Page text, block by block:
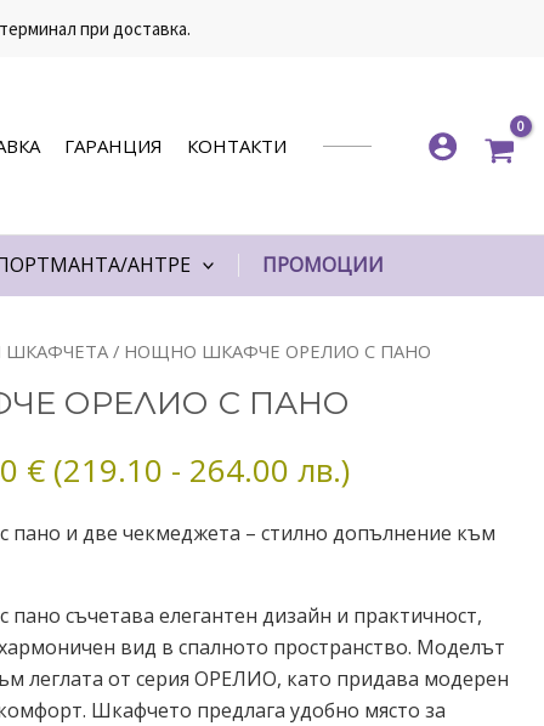
при доставка.
ГАРАНЦИЯ КОНТАКТИ
АНТРЕ ПРОМОЦИИ
/ НОЩНО ШКАФЧЕ ОРЕЛИО С ПАНО
ОРЕЛИО С ПАНО
€
Price
range:
112.00 €
135.00 €
(219.10 - 264.00 лв.)
и две чекмеджета – стилно допълнение към
съчетава елегантен дизайн и практичност,
вид в спалното пространство. Моделът
леглата от серия ОРЕЛИО, като придава модерен
Шкафчето предлага удобно място за